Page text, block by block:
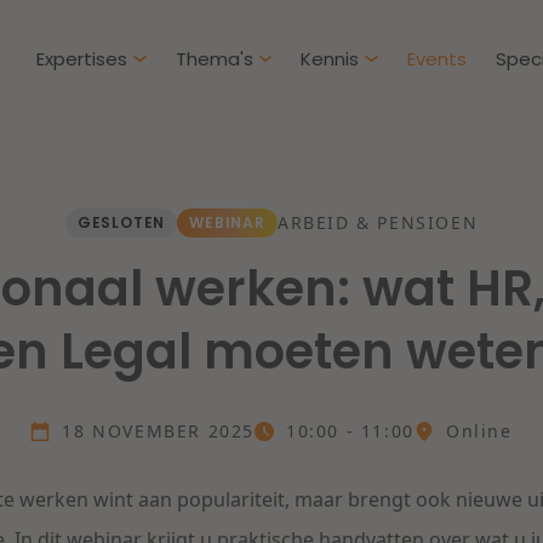
Expertises
IE & Innovatie
Herstructurering & Insolventie
Thema's
een
Dichtbij de kansen en
uitdagingen in de
woningbouw
Kennis
Klantcases
Events
GESLOTEN WEBINAR ARBEID & PENSIOEN
werken: wat
Legal moeten
18 NOVEMBER 2025 10:00 - 11:00 Online
werken wint aan populariteit, maar brengt ook nieuwe